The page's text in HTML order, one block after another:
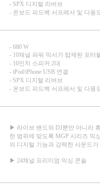
- SPX 디지털 리버브
- 온보드 피드백 서프레서 및 다용
- 680 W
- 10채널 파워 믹서가 탑재된 포터
- 10인치 스피커 2대
- iPod/iPhone USB 연결
- SPX 디지털 리버브
- 온보드 피드백 서프레서 및 다용
▶ 라이브 밴드와 DJ뿐만 아니라
한 범위에 맞도록 MGP 시리즈 믹
의 디지털 기능과 강력한 사운드
▶ 24채널 프리미엄 믹싱 콘솔